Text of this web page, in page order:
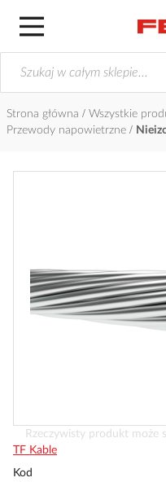
Strona główna Wszystkie
Przewody napowietrzne
Przejdź
na
początek
Rzeczywisty produkt może
TF Kable
Kod